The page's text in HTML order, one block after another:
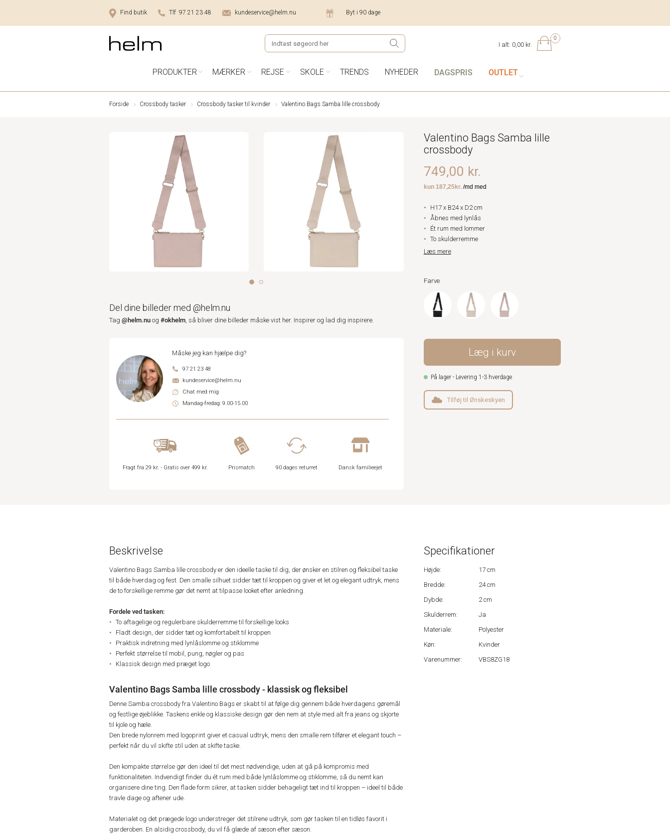
Find butik Tlf 97 21 23 48 kundeservice@helm.nu Byt i 90 dage
0
I alt: 0,00 kr.
PRODUKTER MÆRKER REJSE SKOLE TRENDS NYHEDER DAGSPRIS OUTLET
Forside Crossbody tasker Crossbody tasker til kvinder Valentino Bags Samba lille crossbody
Del dine billeder med @helm.nu
Tag @helm.nu og #okhelm, så bliver dine billeder måske vist her. Inspirer og lad dig inspirere.
Måske jeg kan hjælpe dig?
97 21 23 48
kundeservice@helm.nu
Chat med mig
Mandag-fredag: 9.00-15.00
Fragt fra 29 kr. - Gratis over 499 kr. Prismatch 90 dages returret Dansk familieejet
Valentino Bags Samba lille
crossbody
749,00 kr.
H17 x B24 x D2 cm
Åbnes med lynlås
Ét rum med lommer
To skulderremme
Læs mere
Farve
Læg i kurv
På lager - Levering 1-3 hverdage
Tilføj til Ønskeskyen
Beskrivelse
Valentino Bags Samba lille crossbody er den ideelle taske til dig, der ønsker en stilren og fleksibel taske
til både hverdag og fest. Den smalle silhuet sidder tæt til kroppen og giver et let og elegant udtryk, mens
de to forskellige remme gør det nemt at tilpasse looket efter anledning.
Fordele ved tasken:
To aftagelige og regulerbare skulderremme til forskellige looks
Fladt design, der sidder tæt og komfortabelt til kroppen
Praktisk indretning med lynlåslomme og stiklomme
Perfekt størrelse til mobil, pung, nøgler og pas
Klassisk design med præget logo
Valentino Bags Samba lille crossbody - klassisk og fleksibel
Denne Samba crossbody fra Valentino Bags er skabt til at følge dig gennem både hverdagens gøremål
og festlige øjeblikke. Taskens enkle og klassiske design gør den nem at style med alt fra jeans og skjorte
til kjole og hæle.
Den brede nylonrem med logoprint giver et casual udtryk, mens den smalle rem tilfører et elegant touch –
perfekt når du vil skifte stil uden at skifte taske.
Den kompakte størrelse gør den ideel til det mest nødvendige, uden at gå på kompromis med
funktionaliteten. Indvendigt finder du ét rum med både lynlåslomme og stiklomme, så du nemt kan
organisere dine ting. Den flade form sikrer, at tasken sidder behageligt tæt ind til kroppen – ideel til både
travle dage og aftener ude.
Materialet og det prægede logo understreger det stilrene udtryk, som gør tasken til en tidløs favorit i
garderoben. En alsidig crossbody, du vil få glæde af sæson efter sæson.
Specifikationer
Højde:
17 cm
Bredde:
24 cm
Dybde:
2 cm
Skulderrem:
Ja
Materiale:
Polyester
Køn:
Kvinder
Varenummer:
VBS8ZG18